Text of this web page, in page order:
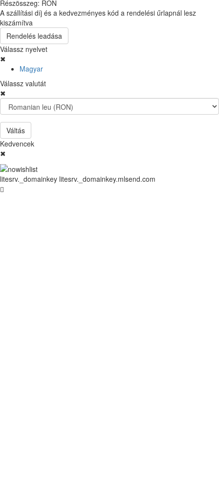
Részösszeg: RON
A szállítási díj és a kedvezményes kód a rendelési űrlapnál lesz
kiszámítva
Rendelés leadása
Válassz nyelvet
✖
Magyar
Válassz valutát
✖
Váltás
Kedvencek
✖
litesrv._domainkey litesrv._domainkey.mlsend.com